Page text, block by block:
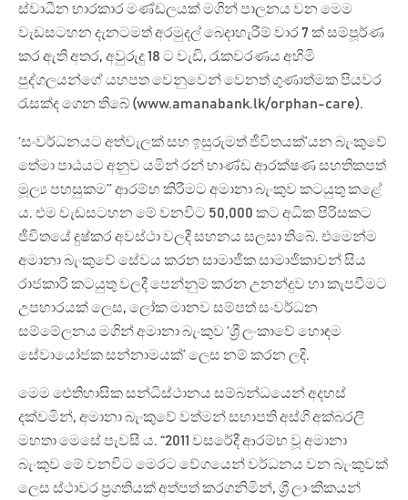
ස්වාධීන භාරකාර මණ්ඩලයක් මගින් පාලනය වන මෙම
වැඩසටහන දැනටමත් අරමුදල් බෙදාහැරීම් වාර 7 ක් සම්පූර්ණ
කර ඇති අතර, අවුරුදු 18 ට වැඩි, රැකවරණය අහිමි
පුද්ගලයන්ගේ යහපත වෙනුවෙන් වෙනත් ගුණාත්මක පියවර
රැසක්ද ගෙන තිබේ (www.amanabank.lk/orphan-care).
‘සංවර්ධනයට අත්වැලක් සහ ඉසුරුමත් ජීවිතයක්’යන බැංකුවේ
තේමා පාඨයට අනුව යමින් රන් භාණ්ඩ ආරක්ෂණ සහතිකපත්
මූල්‍ය පහසුකම’’ ආරම්භ කිරීමට අමානා බැංකුව කටයුතු කළේ
ය. එම වැඩසටහන මේ වනවිට 50,000 කට අධික පිරිසකට
ජීවිතයේ දුෂ්කර අවස්ථා වලදී සහනය සලසා තිබේ. එමෙන්ම
අමානා බැංකුවේ සේවය කරන සාමාජික සාමාජිකාවන් සිය
රාජකාරි කටයුතු වලදී පෙන්නුම් කරන උනන්දුව හා කැපවීමට
උපහාරයක් ලෙස, ලෝක මානව සම්පත් සංවර්ධන
සම්මේලනය මගින් අමානා බැංකුව ‘ශ්‍රී ලංකාවේ හොඳම
සේවායෝජක සන්නාමයක්’ ලෙස නම් කරන ලදි.
මෙම ඓතිහාසික සන්ධිස්ථානය සම්බන්ධයෙන් අදහස්
දක්වමින්, අමානා බැංකුවේ වත්මන් සභාපති අස්ගි අක්බරලි
මහතා මෙසේ පැවසී ය. “2011 වසරේදී ආරම්භ වූ අමානා
බැංකුව මේ වනවිට මෙරට වේගයෙන් වර්ධනය වන බැංකුවක්
ලෙස ස්ථාවර ප්‍රගතියක් අත්පත් කරගනිමින්, ශ්‍රී ලාංකිකයන්